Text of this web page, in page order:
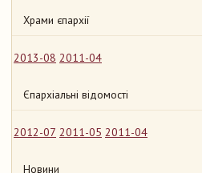
Храми єпархії
2013-08 2011-04
Єпархіальні відомості
2012-07 2011-05 2011-04
Новини